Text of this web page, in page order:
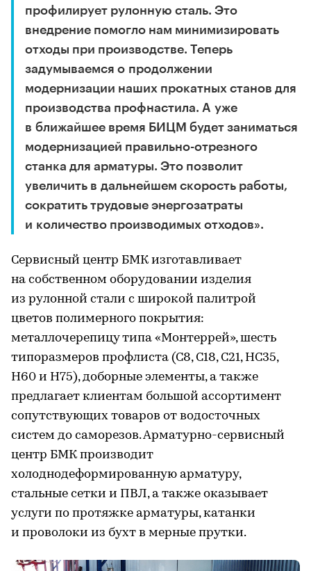
профилирует рулонную сталь. Это
внедрение помогло нам минимизировать
отходы при производстве. Теперь
задумываемся о продолжении
модернизации наших прокатных станов для
производства профнастила. А уже
в ближайшее время БИЦМ будет заниматься
модернизацией правильно-отрезного
станка для арматуры. Это позволит
увеличить в дальнейшем скорость работы,
сократить трудовые энергозатраты
и количество производимых отходов».
Сервисный центр БМК изготавливает
на собственном оборудовании изделия
из рулонной стали с широкой палитрой
цветов полимерного покрытия:
металлочерепицу типа «Монтеррей», шесть
типоразмеров профлиста (С8, С18, С21, НС35,
Н60 и Н75), доборные элементы, а также
предлагает клиентам большой ассортимент
сопутствующих товаров от водосточных
систем до саморезов. Арматурно-сервисный
центр БМК производит
холоднодеформированную арматуру,
стальные сетки и ПВЛ, а также оказывает
услуги по протяжке арматуры, катанки
и проволоки из бухт в мерные прутки.